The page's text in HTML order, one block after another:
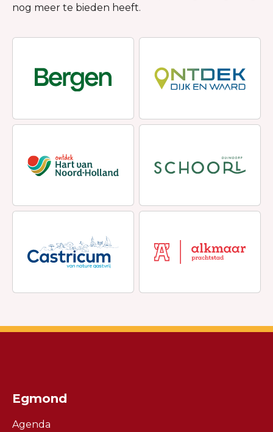
(h)eerlijke hapjes!
nog meer te bieden heeft.
Egmond
Agenda